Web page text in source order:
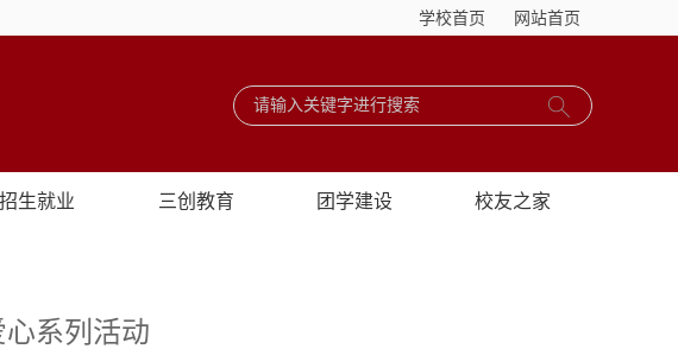
学校首页 网站首页
招生就业 三创教育 团学建设 校友之家
系列活动